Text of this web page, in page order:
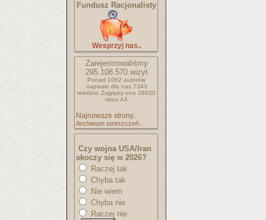
Fundusz Racjonalisty
Wesprzyj nas..
Zarejestrowaliśmy
295.108.570wizyt
Ponad 1062 autorów
napisało dla nas 7343
tekstów. Zajęłyby one 28930
stron A4
Najnowsze strony..
Archiwum streszczeń..
Czy wojna USA/Iran
skoczy się w 2026?
Raczej tak
Chyba tak
Nie wiem
Chyba nie
Raczej nie